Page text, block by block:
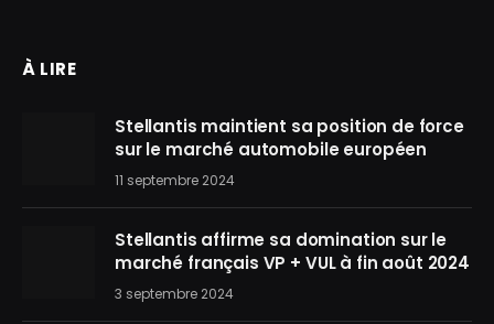
À LIRE
Stellantis maintient sa position de force
sur le marché automobile européen
11 septembre 2024
Stellantis affirme sa domination sur le
marché français VP + VUL à fin août 2024
3 septembre 2024